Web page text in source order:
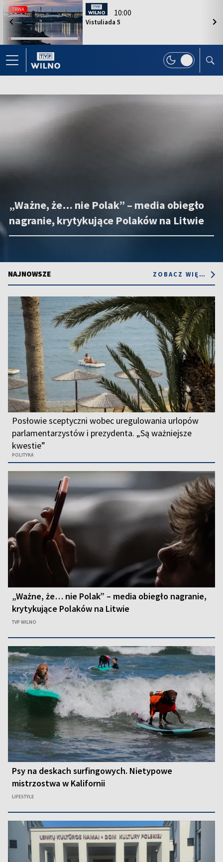
TRWA 10:00
Vistuliada 5
of
„Ważne, że… nie Polak” – media obiegło
nagranie, krytykujące Polaków na Litwie
NAJNOWSZE ZOBACZ WIĘCEJ
Posłowie sceptyczni wobec uregulowania urlopów
parlamentarzystów i prezydenta. „Są ważniejsze
kwestie”
POLITYKA
„Ważne, że… nie Polak” – media obiegło nagranie,
krytykujące Polaków na Litwie
TVP WILNO
Psy na deskach surfingowych. Nietypowe
mistrzostwa w Kalifornii
LIFESTYLE